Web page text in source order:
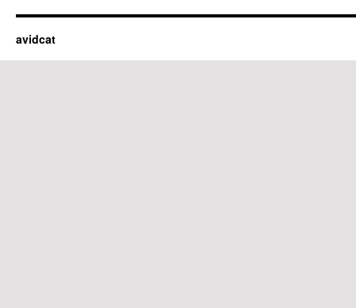
avidcat